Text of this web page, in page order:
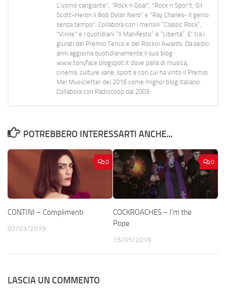
L’uomo cangiante", "Rock n Goal", "Rock n Spor"t, Gil
Scott-Heron Il Bob Dylan Nero" e "Ray Charles- Il genio
senza tempo". Collabora con i mensili “Classic Rock”,
"Vinile" e i quotidiani “Il Manifesto” e “Libertà”. E' tra i
giurati del Premio Tenco e del Rockol Awards. Da sedici
anni aggiorna quotidianamente il suo blog
www.tonyface.blogspot.it dove parla di musica,
cinema, culture varie, sport e con cui ha vinto il Premio
Mei Musicletter del 2016 come miglior blog italiano.
Collabora con Radiocoop dal 2003.
POTREBBERO INTERESSARTI ANCHE...
0
CONTINI – Complimenti
07/03/2019
0
COCKROACHES – I’m the
Pope
15/05/2016
LASCIA UN COMMENTO